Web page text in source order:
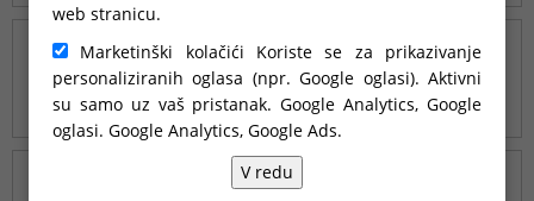
web stranicu.
Marketinški kolačići Koriste se za prikazivanje
personaliziranih oglasa (npr. Google oglasi). Aktivni
su samo uz vaš pristanak. Google Analytics, Google
oglasi. Google Analytics, Google Ads.
V redu